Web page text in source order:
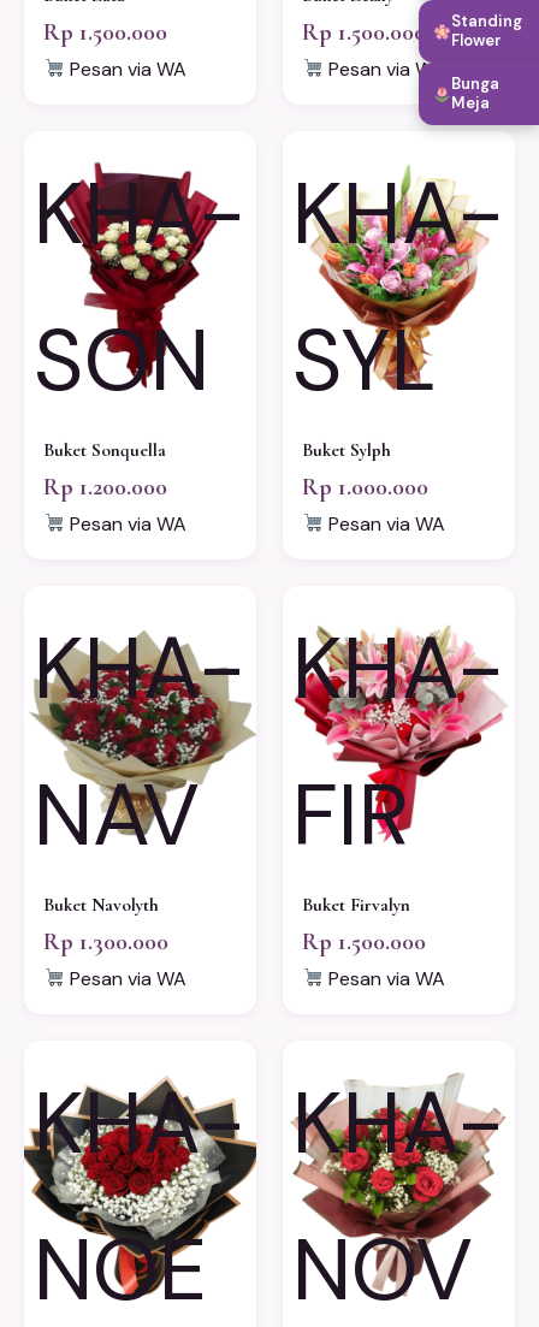
Rp 1.500.000
Pesan via WA
Rp 1.500.000
Pesan via WA
KHA-
SON
Buket Sonquella
Rp 1.200.000
Pesan via WA
KHA-
SYL
Buket Sylph
Rp 1.000.000
Pesan via WA
KHA-
NAV
Buket Navolyth
Rp 1.300.000
Pesan via WA
KHA-
FIR
Buket Firvalyn
Rp 1.500.000
Pesan via WA
KHA-
NOE
KHA-
NOV
Standing
Flower
Bunga
Meja